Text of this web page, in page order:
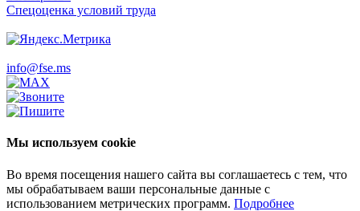
Спецоценка условий труда
info@fse.ms
Мы используем cookie
Во время посещения нашего сайта вы соглашаетесь с тем, что
мы обрабатываем ваши персональные данные с
использованием метрических программ. Подробнее